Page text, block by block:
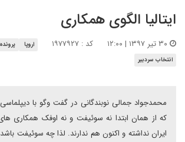
ایتالیا الگوی همکاری
کد : ۱۹۷۷۹۲۷ اروپا
انتخاب سردبیر
محمدجواد جمالی نوبندگانی در گفت وگو با
که از همان ابتدا نه سوئیفت و نه اوفک همکاری
ایران نداشته و اکنون هم ندارند. لذا چه سوئیفت